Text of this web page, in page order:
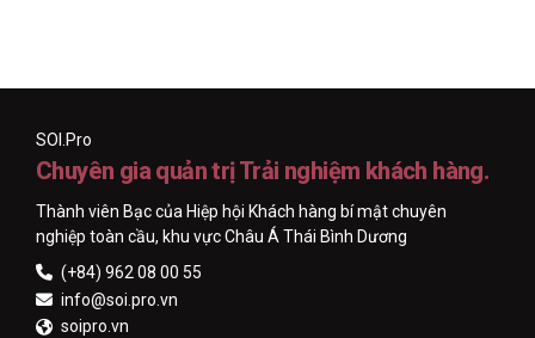
SOI.Pro
Chuyên gia quản trị Trải nghiệm khách hàng.
Thành viên Bạc của Hiệp hội Khách hàng bí mật chuyên
nghiệp toàn cầu, khu vực Châu Á Thái Bình Dương
(+84) 962 08 00 55
info@soi.pro.vn
soipro.vn